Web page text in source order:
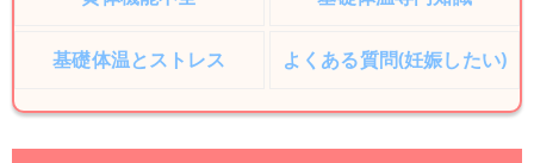
基礎体温とストレス よくある質問(妊娠したい)